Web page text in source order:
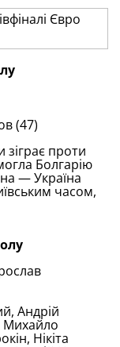
(47)
зіграє проти
Болгарію
— Україна
часом,
Андрій
Михайло
Нікіта